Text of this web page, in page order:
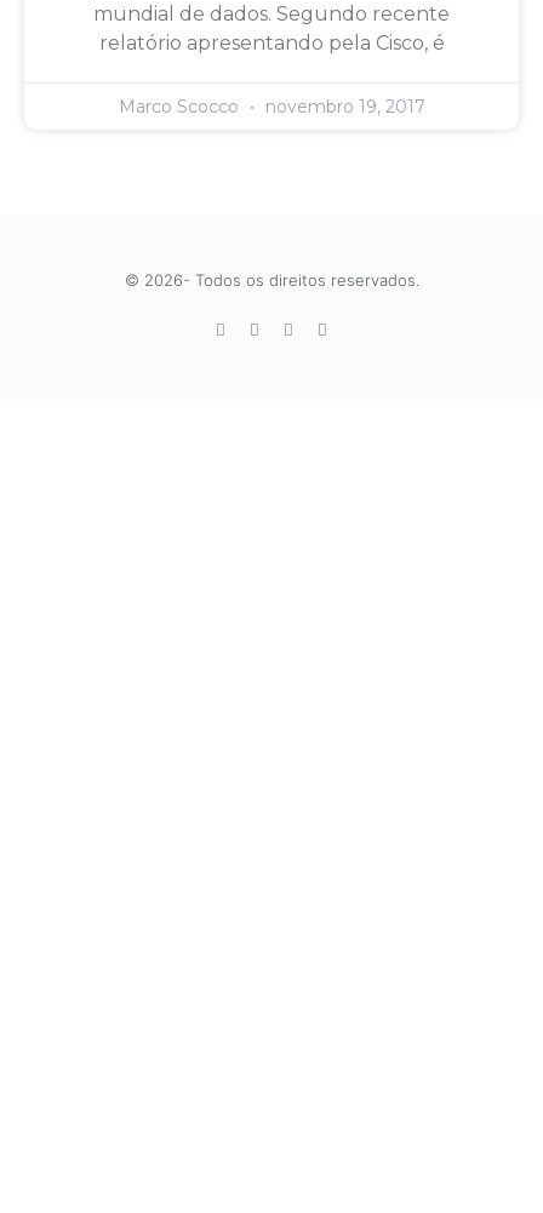
mundial de dados. Segundo recente
relatório apresentando pela Cisco, é
Marco Scocco novembro 19, 2017
© 2026- Todos os direitos reservados.